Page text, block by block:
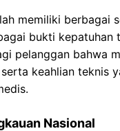
memiliki
bukti kepatuhan
pelanggan bahwa
keahlian teknis
Nasional